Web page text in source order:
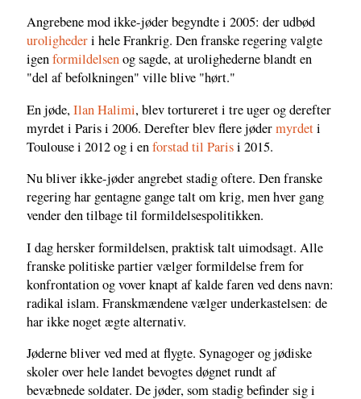
Angrebene mod ikke-jøder begyndte i 2005: der udbød
urolighederi hele Frankrig. Den franske regering valgte
igenformildelsenog sagde, at urolighederne blandt en
"del af befolkningen" ville blive "hørt."
En jøde,Ilan Halimi, blev tortureret i tre uger og derefter
myrdet i Paris i 2006. Derefter blev flere jødermyrdeti
Toulouse i 2012 og i enforstad til Parisi 2015.
Nu bliver ikke-jøder angrebet stadig oftere. Den franske
regering har gentagne gange talt om krig, men hver gang
vender den tilbage til formildelsespolitikken.
I dag hersker formildelsen, praktisk talt uimodsagt. Alle
franske politiske partier vælger formildelse frem for
konfrontation og vover knapt af kalde faren ved dens navn:
radikal islam. Franskmændene vælger underkastelsen: de
har ikke noget ægte alternativ.
Jøderne bliver ved med at flygte. Synagoger og jødiske
skoler over hele landet bevogtes døgnet rundt af
bevæbnede soldater. De jøder, som stadig befinder sig i